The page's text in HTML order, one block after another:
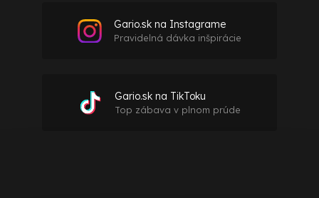
Gario.sk na Instagrame
Pravidelná dávka inšpirácie
Gario.sk na TikToku
Top zábava v plnom prúde